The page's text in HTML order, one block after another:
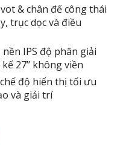
& chân đế công thái
trục dọc và điều
IPS độ phân giải
27’’ không viền
độ hiển thị tối ưu
và giải trí